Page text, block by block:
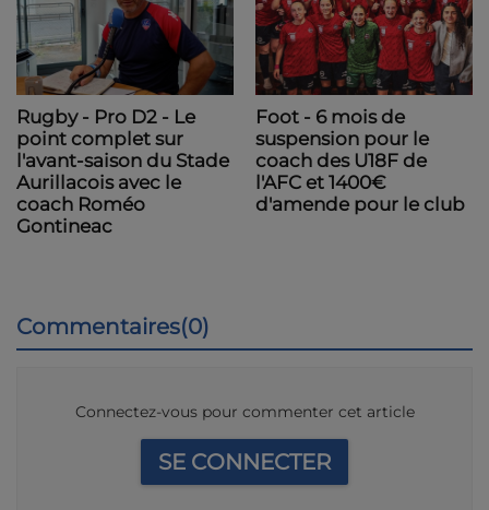
Rugby - Pro D2 - Le
point complet sur
l'avant-saison du Stade
Aurillacois avec le
coach Roméo
Gontineac
Foot - 6 mois de
suspension pour le
coach des U18F de
l'AFC et 1400€
d'amende pour le club
Commentaires(0)
Connectez-vous pour commenter cet article
SE CONNECTER